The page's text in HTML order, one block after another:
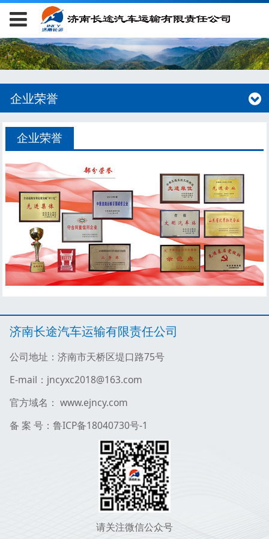
企业荣誉
企业荣誉
济南长途汽车运输有限责任公司
公司地址：济南市天桥区堤口路75号
E-mail：jncyxc2018@163.com
官方域名： www.ejncy.com
备 案 号：鲁ICP备18040730号-1
请关注微信公众号